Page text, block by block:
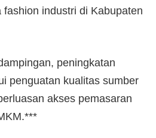
industri di Kabupaten
peningkatan
penguatan kualitas sumber
akses pemasaran